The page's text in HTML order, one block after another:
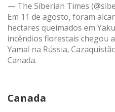
— The Siberian Times
Em 11 de agosto, foram
hectares queimados em
incêndios florestais chegou
Yamal na Rússia,
Canada.
Canada